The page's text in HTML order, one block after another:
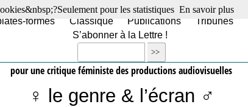
formes Classique Publications Tribunes
S’abonner à la Lettre !
pour une critique féministe des productions audiovisuelles
♀ le genre & l’écran ♂
pour les statistiques En savoir plus